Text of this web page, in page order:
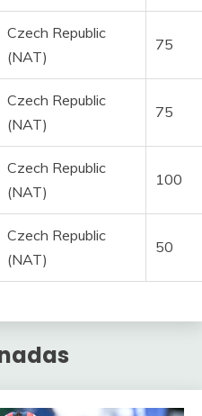
Czech Republic
(NAT)
75
Czech Republic
(NAT)
75
Czech Republic
(NAT)
100
Czech Republic
(NAT)
50